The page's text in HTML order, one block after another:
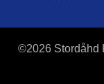
©2026 Stordåhd